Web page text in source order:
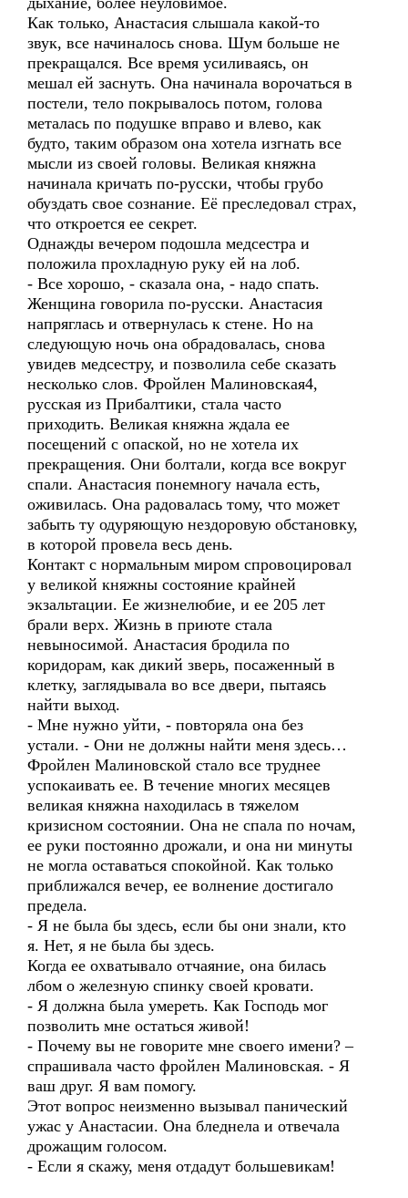
Как только, Анастасия слышала какой-то
звук, все начиналось снова. Шум больше не
прекращался. Все время усиливаясь, он
мешал ей заснуть. Она начинала ворочаться в
постели, тело покрывалось потом, голова
металась по подушке вправо и влево, как
будто, таким образом она хотела изгнать все
мысли из своей головы. Великая княжна
начинала кричать по-русски, чтобы грубо
обуздать свое сознание. Её преследовал страх,
что откроется ее секрет.
Однажды вечером подошла медсестра и
положила прохладную руку ей на лоб.
- Все хорошо, - сказала она, - надо спать.
Женщина говорила по-русски. Анастасия
напряглась и отвернулась к стене. Но на
следующую ночь она обрадовалась, снова
увидев медсестру, и позволила себе сказать
несколько слов. Фройлен Малиновская4,
русская из Прибалтики, стала часто
приходить. Великая княжна ждала ее
посещений с опаской, но не хотела их
прекращения. Они болтали, когда все вокруг
спали. Анастасия понемногу начала есть,
оживилась. Она радовалась тому, что может
забыть ту одуряющую нездоровую обстановку,
в которой провела весь день.
Контакт с нормальным миром спровоцировал
у великой княжны состояние крайней
экзальтации. Ее жизнелюбие, и ее 205 лет
брали верх. Жизнь в приюте стала
невыносимой. Анастасия бродила по
коридорам, как дикий зверь, посаженный в
клетку, заглядывала во все двери, пытаясь
найти выход.
- Мне нужно уйти, - повторяла она без
устали. - Они не должны найти меня здесь…
Фройлен Малиновской стало все труднее
успокаивать ее. В течение многих месяцев
великая княжна находилась в тяжелом
кризисном состоянии. Она не спала по ночам,
ее руки постоянно дрожали, и она ни минуты
не могла оставаться спокойной. Как только
приближался вечер, ее волнение достигало
предела.
- Я не была бы здесь, если бы они знали, кто
я. Нет, я не была бы здесь.
Когда ее охватывало отчаяние, она билась
лбом о железную спинку своей кровати.
- Я должна была умереть. Как Господь мог
позволить мне остаться живой!
- Почему вы не говорите мне своего имени? –
спрашивала часто фройлен Малиновская. - Я
ваш друг. Я вам помогу.
Этот вопрос неизменно вызывал панический
ужас у Анастасии. Она бледнела и отвечала
дрожащим голосом.
- Если я скажу, меня отдадут большевикам!